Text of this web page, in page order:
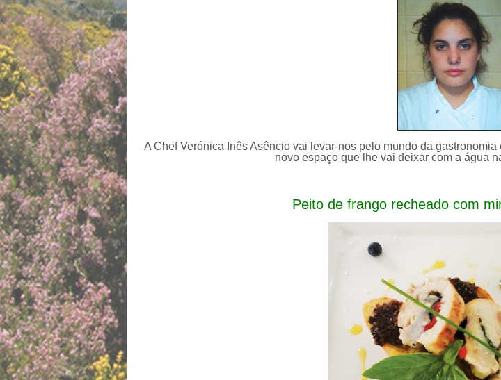
A Chef Verónica Inês Asêncio vai levar-nos pelo mundo da
novo espaço que lhe vai deixar com a água
Peito de frango recheado com